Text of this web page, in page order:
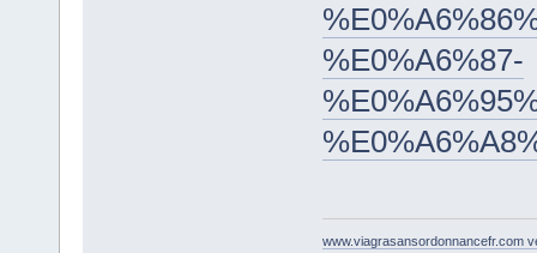
%E0%A6%87-
www.viagrasansordonnancefr.com